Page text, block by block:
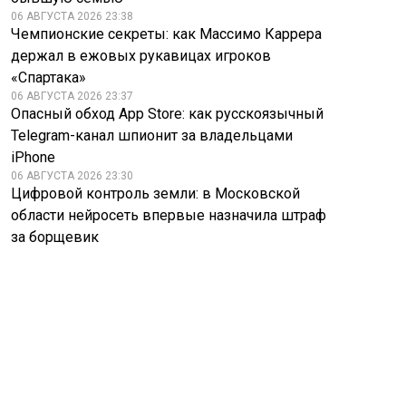
06 АВГУСТА 2026 23:38
Чемпионские секреты: как Массимо Каррера
держал в ежовых рукавицах игроков
«Спартака»
06 АВГУСТА 2026 23:37
Опасный обход App Store: как русскоязычный
Telegram-канал шпионит за владельцами
iPhone
06 АВГУСТА 2026 23:30
Цифровой контроль земли: в Московской
области нейросеть впервые назначила штраф
за борщевик